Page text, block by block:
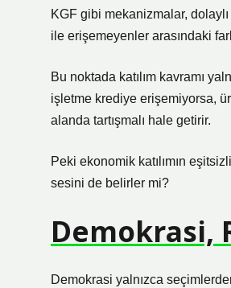
KGF gibi mekanizmalar,
ile erişemeyenler arasındaki
Bu noktada katılım kavramı
işletme krediye erişemiyorsa,
alanda tartışmalı hale getirir.
Peki ekonomik katılımın
sesini de belirler mi?
Demokrasi,
Demokrasi yalnızca